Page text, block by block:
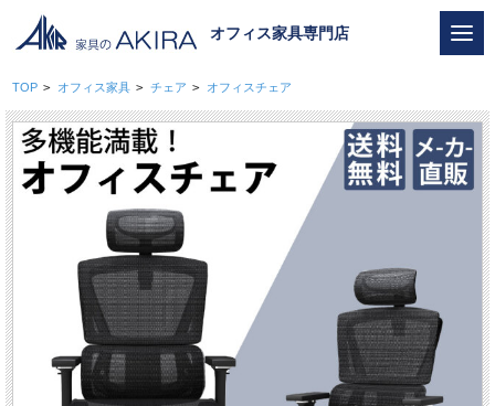
オフィス家具専門店
TOP > オフィス家具 > チェア > オフィスチェア